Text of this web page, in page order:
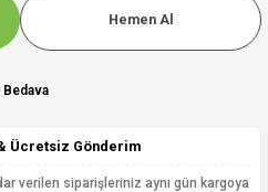
Hemen Al
Bedava
Ücretsiz Gönderim
verilen siparişleriniz aynı gün kargoya